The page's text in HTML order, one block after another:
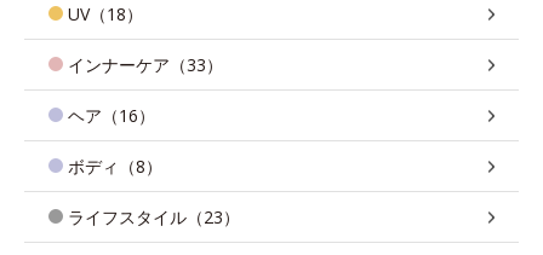
UV（18）
インナーケア（33）
ヘア（16）
ボディ（8）
ライフスタイル（23）